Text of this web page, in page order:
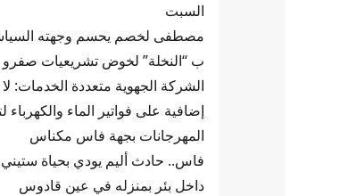
السبت
مصطفى لخصم يحسم وجهته
ب “النخلة” لخوض تشريعيات صفرو
الشركة الجهوية متعددة الخدمات:
إضافية على فواتير الماء والكهرباء
المهرجانات بجهة فاس مكناس
فاس.. حادث أليم يودي بحياة
داخل بئر بمنزله في عين قادوس